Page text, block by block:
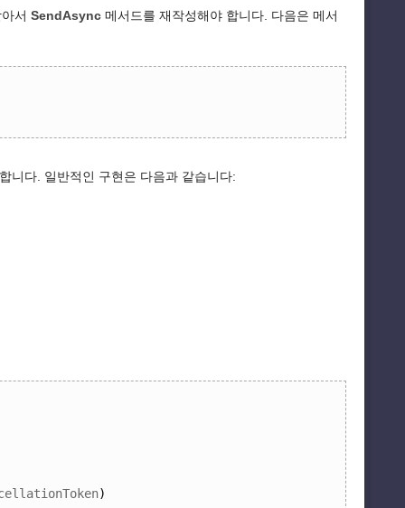
서 SendAsync 메서드를 재작성해야 합니다. 다음은 메서
니다. 일반적인 구현은 다음과 같습니다:
)